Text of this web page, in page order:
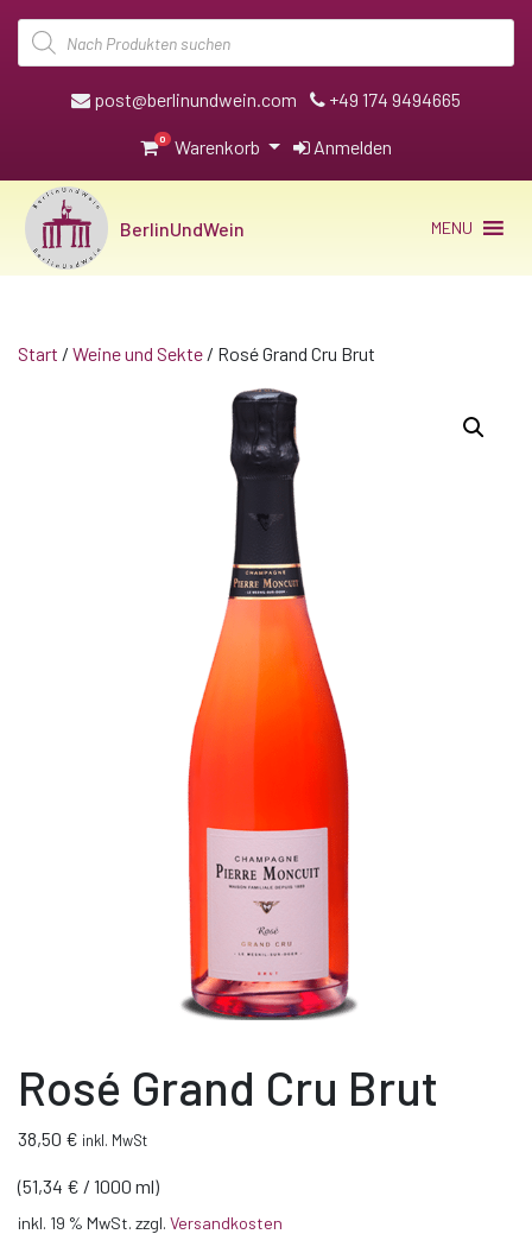
Products
search
post@berlinundwein.com +49 174 9494665
0 Warenkorb Anmelden
BerlinUndWein MENU
Start / Weine und Sekte / Rosé Grand Cru Brut
Rosé Grand Cru Brut
38,50 € inkl. MwSt
(51,34 € / 1000 ml)
inkl. 19 % MwSt. zzgl. Versandkosten